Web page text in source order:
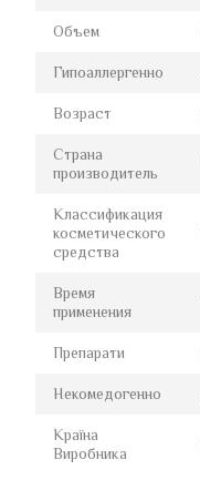
Объем
Гипоаллергенно
Возраст
Страна
производитель
Классификация
косметического
средства
Время
применения
Препарати
Некомедогенно
Країна
Виробника